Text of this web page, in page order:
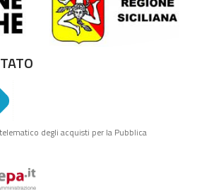
degli acquisti per la Pubblica